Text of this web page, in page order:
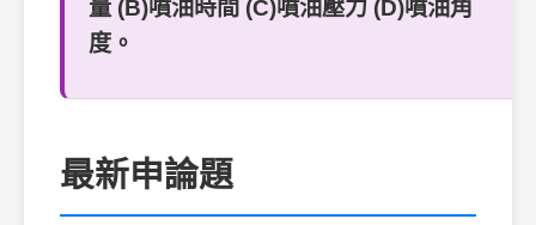
量 (B)噴油時間 (C)噴油壓力 (D)噴油角
度。
最新申論題